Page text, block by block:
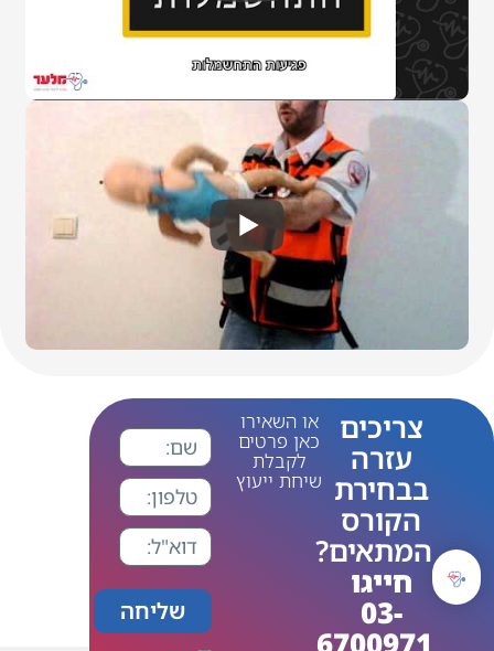
צריכים
עזרה
בבחירת
הקורס
המתאים?
חייגו
03-
או השאירו
כאן פרטים
לקבלת
שיחת ייעוץ
שליחה